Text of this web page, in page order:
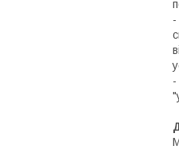
-
-